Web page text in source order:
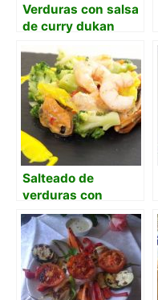
Verduras con salsa
de curry dukan
Salteado de
verduras con
gambas y
mejillones en salsa
curry